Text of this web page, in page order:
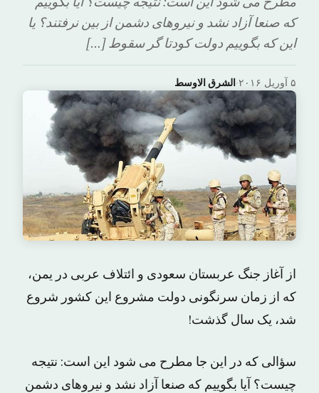
مطرح می شود این است: نتیجه چیست؟ آیا بگوییم
که صنعا آزاد نشد و نیروهای دشمن از بین نرفتند؟ یا
این که بگوییم دولت کودتا گر سقوط […]
الشرق الاوسط· ۵ آوریل ۲۰۱۶
از آغاز جنگ عربستان سعودی و ائتلاف عربی در یمن،
که از زمان سرنگونی دولت مشروع این کشور شروع
شد، یک سال گذشت!
سؤالی که در این جا مطرح می شود این است: نتیجه
چیست؟ آیا بگوییم که صنعا آزاد نشد و نیروهای دشمن